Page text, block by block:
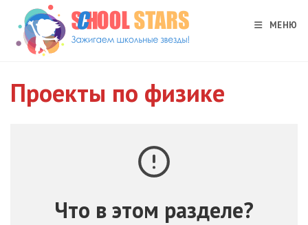
Перейти
содержимому
МЕНЮ
Проекты по физике
Что в этом разделе?